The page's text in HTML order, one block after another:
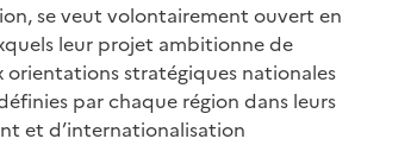
se veut volontairement ouvert en
leur projet ambitionne de
stratégiques nationales
par chaque région dans leurs
et d’internationalisation